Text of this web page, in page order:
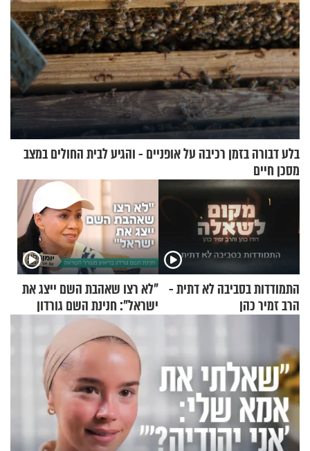
בלע דבורה בזמן רכיבה על אופניים - והגיע לבית החולים במצב
מסכן חיים
התמודדות בסביבה לא דתית -
הרב זמיר כהן
"לא רצו שאהבת השם ייצג את
ישראל": חנינת השם גורדון
בריאיון מעורר השראה